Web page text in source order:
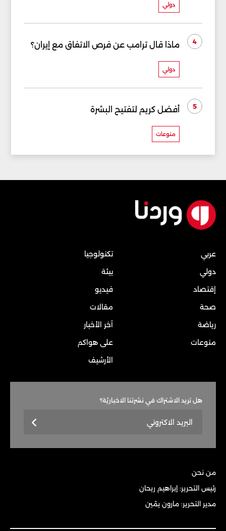
دولي
4 ماذا قال ترامب عن فرص الاتفاق مع إيران؟
دولي
5 أفضل كريم لتفتيح البشرة
منوعات
عربي
دولي
إقتصاد
صحة
رياضة
منوعات
تكنولوجيا
بيئة
فيديو
مقالات
آخر الأخبار
على هواكم
الأرشيف
هل تريد الاشتراك في نشرتنا الاخباريّة؟
من نحن
رئيس التحرير: إبراهيم ريحان
مدير التحرير: مارون يمّين